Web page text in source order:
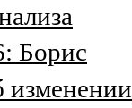
Борис